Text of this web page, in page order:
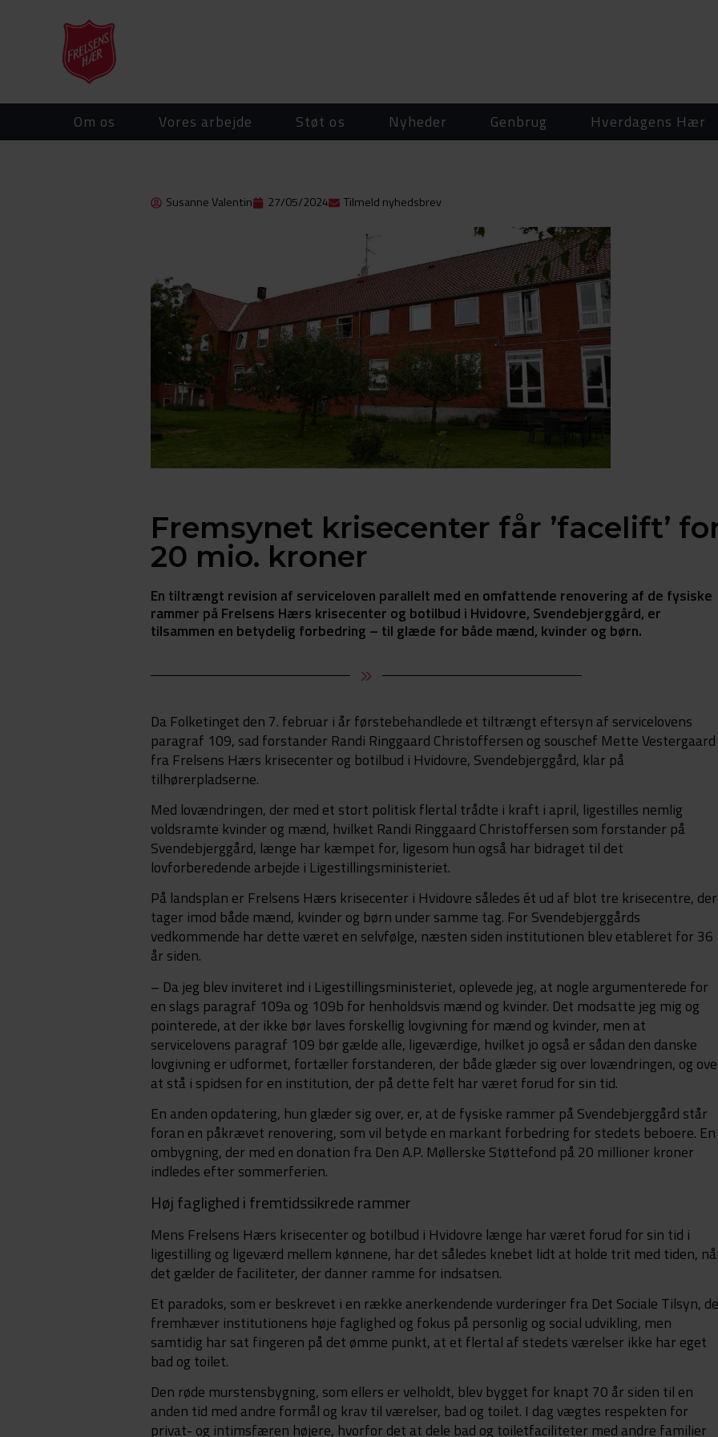
Om os Vores arbejde Støt os Nyheder Genbrug Hverdagens Hær
Susanne Valentin 27/05/2024 Tilmeld nyhedsbrev
Fremsynet krisecenter får ’facelift’
20 mio. kroner
En tiltrængt revision af serviceloven parallelt med en omfattende renovering af de fysiske
rammer på Frelsens Hærs krisecenter og botilbud i Hvidovre, Svendebjerggård, er
tilsammen en betydelig forbedring – til glæde for både mænd, kvinder og børn.
Da Folketinget den 7. februar i år førstebehandlede et tiltrængt eftersyn af servicelovens
paragraf 109, sad forstander Randi Ringgaard Christoffersen og souschef Mette Vestergaard
fra Frelsens Hærs krisecenter og botilbud i Hvidovre, Svendebjerggård, klar på
tilhørerpladserne.
Med lovændringen, der med et stort politisk flertal trådte i kraft i april, ligestilles nemlig
voldsramte kvinder og mænd, hvilket Randi Ringgaard Christoffersen som forstander på
Svendebjerggård, længe har kæmpet for, ligesom hun også har bidraget til det
lovforberedende arbejde i Ligestillingsministeriet.
På landsplan er Frelsens Hærs krisecenter i Hvidovre således ét ud af blot tre krisecentre, der
tager imod både mænd, kvinder og børn under samme tag. For Svendebjerggårds
vedkommende har dette været en selvfølge, næsten siden institutionen blev etableret for 36
år siden.
– Da jeg blev inviteret ind i Ligestillingsministeriet, oplevede jeg, at nogle argumenterede for
en slags paragraf 109a og 109b for henholdsvis mænd og kvinder. Det modsatte jeg mig og
pointerede, at der ikke bør laves forskellig lovgivning for mænd og kvinder, men at
servicelovens paragraf 109 bør gælde alle, ligeværdige, hvilket jo også er sådan den danske
lovgivning er udformet, fortæller forstanderen, der både glæder sig over lovændringen, og
at stå i spidsen for en institution, der på dette felt har været forud for sin tid.
En anden opdatering, hun glæder sig over, er, at de fysiske rammer på Svendebjerggård står
foran en påkrævet renovering, som vil betyde en markant forbedring for stedets beboere. En
ombygning, der med en donation fra Den A.P. Møllerske Støttefond på 20 millioner kroner
indledes efter sommerferien.
Høj faglighed i fremtidssikrede rammer
Mens Frelsens Hærs krisecenter og botilbud i Hvidovre længe har været forud for sin tid i
ligestilling og ligeværd mellem kønnene, har det således knebet lidt at holde trit med tiden,
det gælder de faciliteter, der danner ramme for indsatsen.
Et paradoks, som er beskrevet i en række anerkendende vurderinger fra Det Sociale Tilsyn,
fremhæver institutionens høje faglighed og fokus på personlig og social udvikling, men
samtidig har sat fingeren på det ømme punkt, at et flertal af stedets værelser ikke har eget
bad og toilet.
Den røde murstensbygning, som ellers er velholdt, blev bygget for knapt 70 år siden til en
anden tid med andre formål og krav til værelser, bad og toilet. I dag vægtes respekten for
privat- og intimsfæren højere, hvorfor det at dele bad og toiletfaciliteter med andre familier